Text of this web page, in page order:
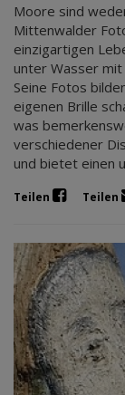
Moore sind
Mittenwalder
einzigartigen
unter Wasser
Seine Fotos
eigenen Brille
was
verschiedener
und bietet einen
Teilen Teilen